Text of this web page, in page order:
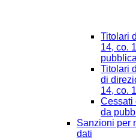
Titolari
14, co.
Titolari
di
14, co.
Cessati
da
Sanzioni per
dati